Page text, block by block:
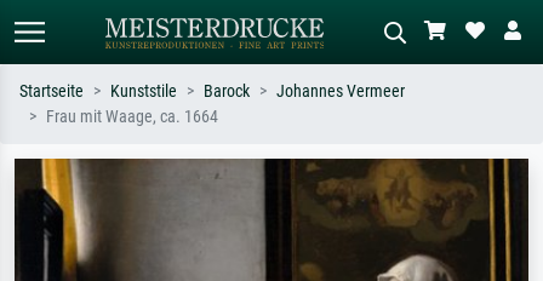
Suchen Sie nach Künstlern, Werktiteln
oder Stilen – z.B. Monet,
Sternennacht, Impressionismus, Welle
Beschreiben Sie die Szene – z.B. Grüne
Wiese, Abstrakt mit viel Rot, Dunkles
Ölgemälde, Stehender Akt neben einem
Startseite Kunststile Barock
Johannes Vermeer
Frau mit Waage, ca. 1664